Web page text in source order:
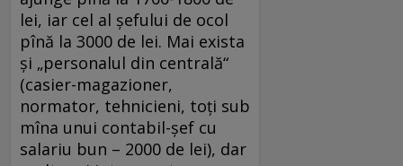
lei, iar cel al șefului de ocol
pînă la 3000 de lei. Mai exista
și „personalul din centrală“
(casier-magazio­ner,
normator, tehnicieni, toți sub
mîna unui contabil-șef cu
salariu bun – 2000 de lei), dar